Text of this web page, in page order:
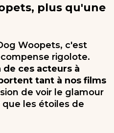
plus qu'une
Woopets, c'est
rigolote.
ces acteurs à
tant à nos films
de voir le glamour
les étoiles de